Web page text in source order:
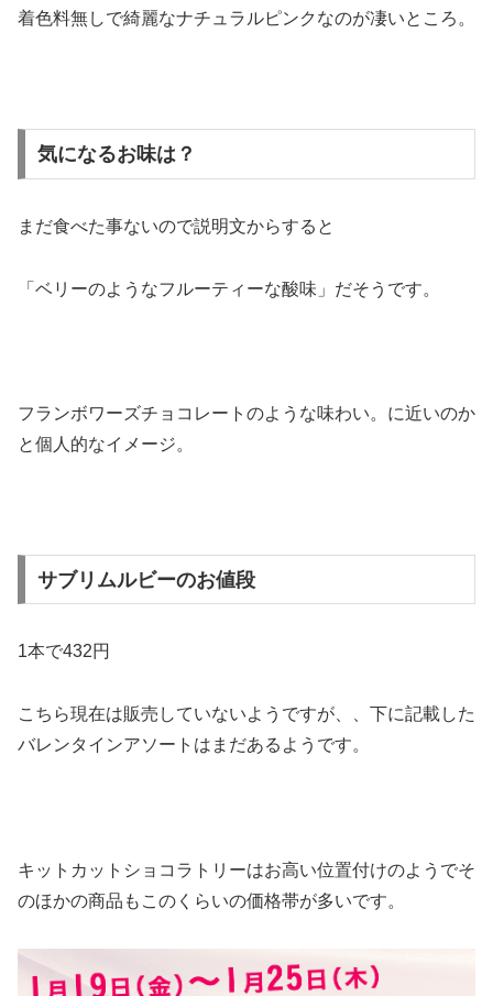
着色料無しで綺麗なナチュラルピンクなのが凄いところ。
気になるお味は？
まだ食べた事ないので説明文からすると
「ベリーのようなフルーティーな酸味」だそうです。
フランボワーズチョコレートのような味わい。に近いのか
と個人的なイメージ。
サブリムルビーのお値段
1本で432円
こちら現在は販売していないようですが、、下に記載した
バレンタインアソートはまだあるようです。
キットカットショコラトリーはお高い位置付けのようでそ
のほかの商品もこのくらいの価格帯が多いです。